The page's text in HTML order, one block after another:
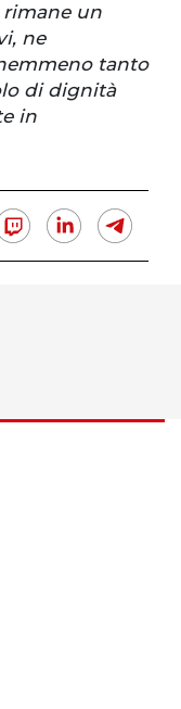
rimane un
ne
tanto
di dignità
in